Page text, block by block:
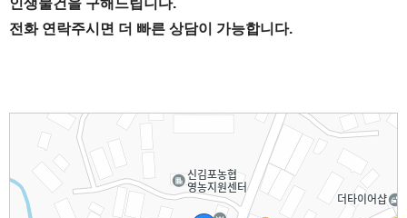
인생물건을 구해드립니다.
전화 연락주시면 더 빠른 상담이 가능합니다.